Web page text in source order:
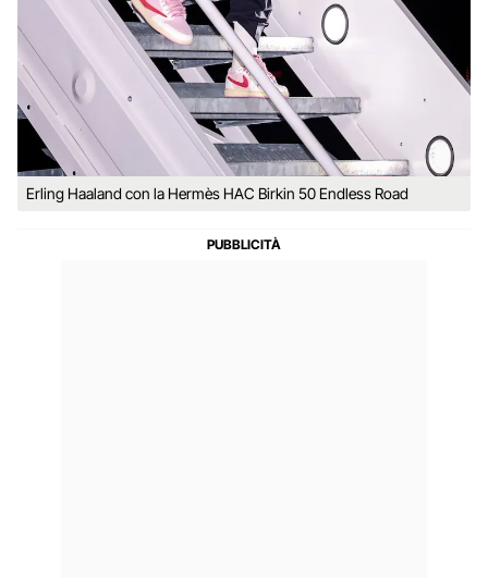
Erling Haaland con la Hermès HAC Birkin 50 Endless Road